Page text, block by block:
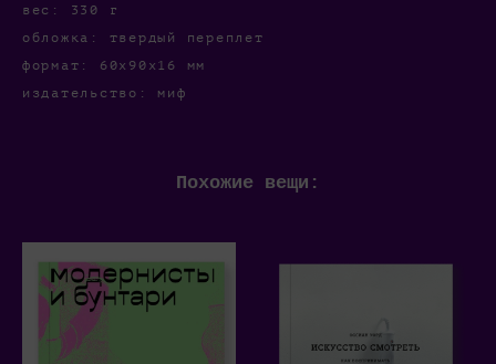
вес: 330 г
обложка: твердый переплет
формат: 60x90х16 мм
издательство: миф
Похожие вещи: